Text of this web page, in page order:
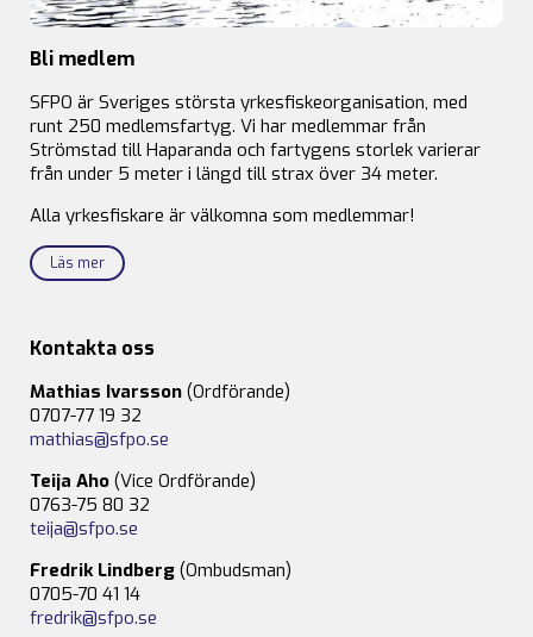
Bli medlem
SFPO är Sveriges största yrkesfiskeorganisation, med
runt 250 medlemsfartyg. Vi har medlemmar från
Strömstad till Haparanda och fartygens storlek varierar
från under 5 meter i längd till strax över 34 meter.
Alla yrkesfiskare är välkomna som medlemmar!
Läs mer
Kontakta oss
Mathias Ivarsson (Ordförande)
0707-77 19 32
mathias@sfpo.se
Teija Aho (Vice Ordförande)
0763-75 80 32
teija@sfpo.se
Fredrik Lindberg (Ombudsman)
0705-70 41 14
fredrik@sfpo.se